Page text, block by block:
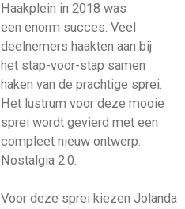
Haakplein in 2018 was
een enorm succes. Veel
deelnemers haakten aan bij
het stap-voor-stap samen
haken van de prachtige sprei.
Het lustrum voor deze mooie
sprei wordt gevierd met een
compleet nieuw ontwerp:
Nostalgia 2.0.
Voor deze sprei kiezen Jolanda